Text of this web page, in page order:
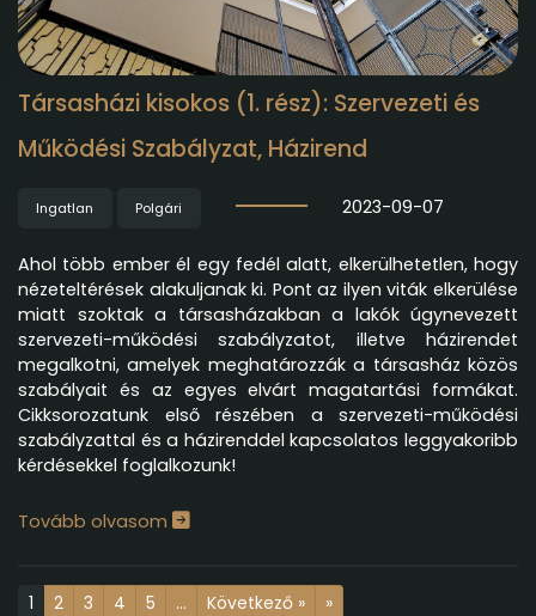
Társasházi kisokos (1. rész): Szervezeti és
Működési Szabályzat, Házirend
Ingatlan Polgári 2023-09-07
Ahol több ember él egy fedél alatt, elkerülhetetlen, hogy
nézeteltérések alakuljanak ki. Pont az ilyen viták elkerülése
miatt szoktak a társasházakban a lakók úgynevezett
szervezeti-működési szabályzatot, illetve házirendet
megalkotni, amelyek meghatározzák a társasház közös
szabályait és az egyes elvárt magatartási formákat.
Cikksorozatunk első részében a szervezeti-működési
szabályzattal és a házirenddel kapcsolatos leggyakoribb
kérdésekkel foglalkozunk!
Tovább olvasom
1 2 3 4 5 ... Következő » »